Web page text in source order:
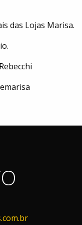
das Lojas Marisa.